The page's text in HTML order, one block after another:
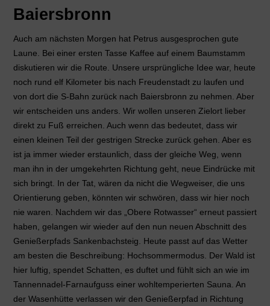
Baiersbronn
Auch am nächsten Morgen hat Petrus ausgesprochen gute
Laune. Bei einer ersten Tasse Kaffee auf einem Baumstamm
diskutieren wir die Route. Unsere ursprüngliche Idee war, heute
noch rund elf Kilometer bis nach Freudenstadt zu laufen und
von dort die S-Bahn zurück nach Baiersbronn zu nehmen. Aber
wir entscheiden uns anders. Wir wollen unseren Zielort lieber
direkt zu Fuß erreichen. Auch wenn das bedeutet, dass wir
einen kleinen Teil der gestrigen Strecke zurück gehen. Aber es
ist ja immer wieder erstaunlich, dass der gleiche Weg, wenn
man ihn in der umgekehrten Richtung geht, neue Eindrücke mit
sich bringt. In der Tat, wären da nicht die Wegweiser, die uns
Orientierung geben, könnten wir schwören, dass wir hier noch
nie waren. Nachdem wir das „Obere Rotwasser“ erneut passiert
haben, gelangen wir wieder auf den nun neuen Abschnitt des
Genießerpfads Sankenbachsteig. Heute passt auf das Wetter
am besten die Beschreibung: Hochsommermodus. Der Wald ist
hier luftig, spendet Schatten, es duftet und fühlt sich an wie im
Tannennadel-Farnaufguss einer wohltemperierten Sauna. An
der Wasenhütte verlassen wir den Genießerpfad in Richtung